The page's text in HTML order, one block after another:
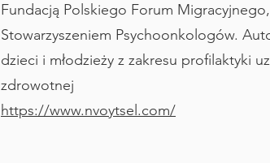
Fundacją Polskiego Forum
Stowarzyszeniem Psychoonkologów.
dzieci i młodzieży z zakresu profilaktyki
zdrowotnej
https://www.nvoytsel.com/